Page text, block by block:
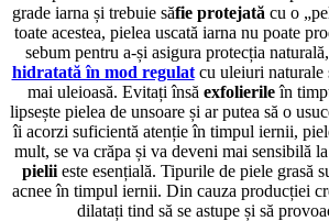
grade iarna și trebuie săfie protejată cu o
toate acestea, pielea uscată iarna nu poate
sebum pentru a-și asigura protecția
hidratată în mod regulatcu uleiuri naturale
mai uleioasă. Evitați însă exfolierileîn
lipsește pielea de unsoare și ar putea să o
îi acorzi suficientă atenție în timpul iernii,
mult, se va crăpa și va deveni mai sensibilă
pielii este esențială. Tipurile de piele grasă
acnee în timpul iernii. Din cauza producției
dilatați tind să se astupe și să